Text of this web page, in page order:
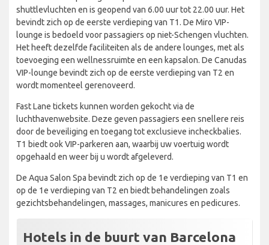
shuttlevluchten en is geopend van 6.00 uur tot 22.00 uur. Het
bevindt zich op de eerste verdieping van T1. De Miro VIP-
lounge is bedoeld voor passagiers op niet-Schengen vluchten.
Het heeft dezelfde faciliteiten als de andere lounges, met als
toevoeging een wellnessruimte en een kapsalon. De Canudas
VIP-lounge bevindt zich op de eerste verdieping van T2 en
wordt momenteel gerenoveerd.
Fast Lane tickets kunnen worden gekocht via de
luchthavenwebsite. Deze geven passagiers een snellere reis
door de beveiliging en toegang tot exclusieve incheckbalies.
T1 biedt ook VIP-parkeren aan, waarbij uw voertuig wordt
opgehaald en weer bij u wordt afgeleverd.
De Aqua Salon Spa bevindt zich op de 1e verdieping van T1 en
op de 1e verdieping van T2 en biedt behandelingen zoals
gezichtsbehandelingen, massages, manicures en pedicures.
Hotels in de buurt van Barcelona